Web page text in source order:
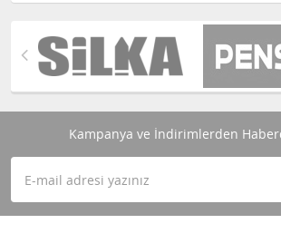
Kampanya ve İndirimlerden